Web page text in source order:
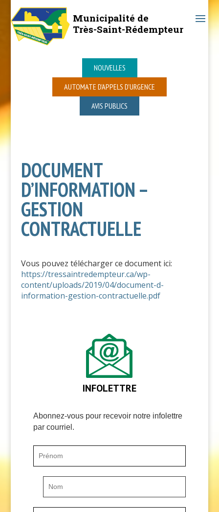
Municipalité de
Très-Saint-Rédempteur
NOUVELLES
AUTOMATE D’APPELS D’URGENCE
AVIS PUBLICS
DOCUMENT
D’INFORMATION –
GESTION
CONTRACTUELLE
Vous pouvez télécharger ce document ici:
https://tressaintredempteur.ca/wp-
content/uploads/2019/04/document-d-
information-gestion-contractuelle.pdf
INFOLETTRE
Abonnez-vous pour recevoir notre infolettre
par courriel.